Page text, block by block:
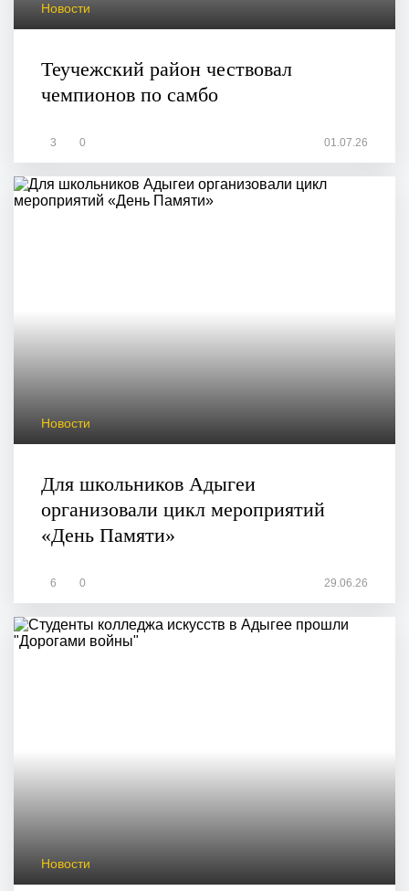
Новости
Теучежский район чествовал
чемпионов по самбо
3 0 01.07.26
Новости
Для школьников Адыгеи
организовали цикл мероприятий
«День Памяти»
6 0 29.06.26
Новости